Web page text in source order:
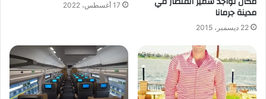
مدينة جرمانا
22 ديسمبر، 2015
17 أغسطس، 2022